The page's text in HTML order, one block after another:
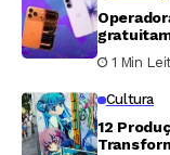
1 Min
Cultura
12